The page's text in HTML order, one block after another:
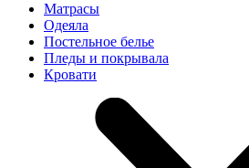
Матрасы
Одеяла
Постельное белье
Пледы и покрывала
Кровати